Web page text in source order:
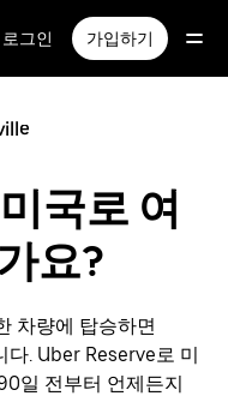
로그인 가입하기
국로 여
요?
차량에 탑승하면
. Uber Reserve로 미
일 전부터 언제든지